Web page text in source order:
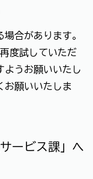
合があります。
度試していただ
ようお願いいたし
お願いいたしま
ービス課」へ